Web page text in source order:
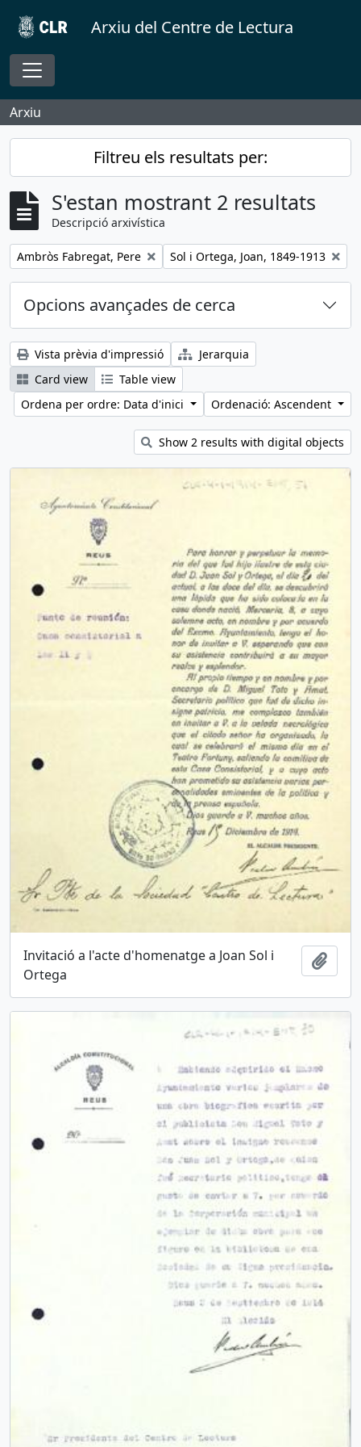
Skip to main content
Arxiu del Centre de Lectura
Toggle navigation
Arxiu
Filtreu els resultats per:
S'estan mostrant 2 resultats
Descripció arxivística
Remove filter:
Ambròs Fabregat, Pere Remove filter:
Sol i Ortega, Joan, 1849-1913
Opcions avançades de cerca
Vista prèvia d'impressió
Jerarquia
Card view
Table view
Ordena per ordre: Data d'inici
Ordenació: Ascendent
Show 2 results with digital objects
Invitació a l'acte d'homenatge a Joan Sol i
Ortega